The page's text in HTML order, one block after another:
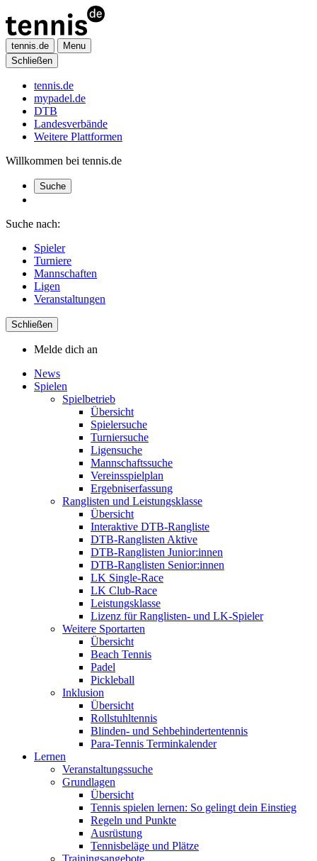
tennis.de
Menu
Schließen
tennis.de
mypadel.de
DTB
Landesverbände
Weitere Plattformen
Willkommen bei tennis.de
Suche
Suche nach:
Spieler
Turniere
Mannschaften
Ligen
Veranstaltungen
Schließen
Melde dich an
News
Spielen
Spielbetrieb
Übersicht
Spielersuche
Turniersuche
Ligensuche
Mannschaftssuche
Vereinsspielplan
Ergebniserfassung
Ranglisten und Leistungsklasse
Übersicht
Interaktive DTB-Rangliste
DTB-Ranglisten Aktive
DTB-Ranglisten Junior:innen
DTB-Ranglisten Senior:innen
LK Single-Race
LK Club-Race
Leistungsklasse
Lizenz für Ranglisten- und LK-Spieler
Weitere Sportarten
Übersicht
Beach Tennis
Padel
Pickleball
Inklusion
Übersicht
Rollstuhltennis
Blinden- und Sehbehindertentennis
Para-Tennis Terminkalender
Lernen
Veranstaltungssuche
Grundlagen
Übersicht
Tennis spielen lernen: So gelingt dein Einstieg
Regeln und Punkte
Ausrüstung
Tennisbeläge und Plätze
Trainingsangebote